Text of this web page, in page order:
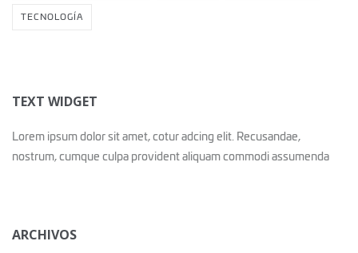
TECNOLOGÍA
TEXT WIDGET
Lorem ipsum dolor sit amet, cotur adcing elit. Recusandae,
nostrum, cumque culpa provident aliquam commodi assumenda
ARCHIVOS